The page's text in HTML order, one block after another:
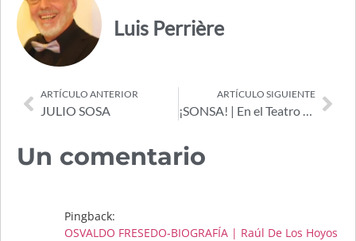
Luis Perrière
ARTÍCULO ANTERIOR
JULIO SOSA
ARTÍCULO SIGUIENTE
¡SONSA! | En el Teatro Maipo
Un comentario
Pingback:
OSVALDO FRESEDO-BIOGRAFÍA | Raúl De Los Hoyos